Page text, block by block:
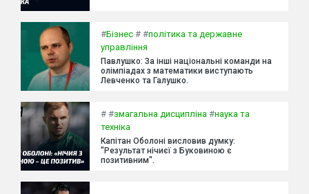
#Бізнес # #політика та державне
управління
Павлушко: За інші національні команди на
олімпіадах з математики виступають
Левченко та Галушко.
# #змагальна дисципліна #наука та
техніка
Капітан Оболоні висловив думку:
"Результат нічиєї з Буковиною є
позитивним".